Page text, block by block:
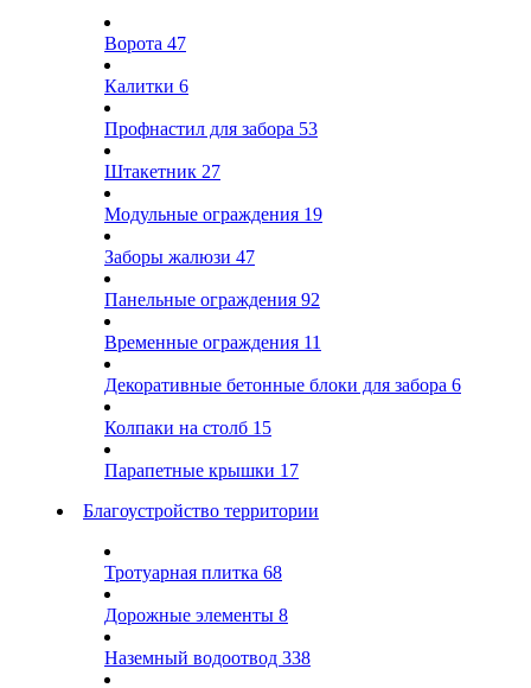
Ворота 47
Калитки 6
Профнастил для забора 53
Штакетник 27
Модульные ограждения 19
Заборы жалюзи 47
Панельные ограждения 92
Временные ограждения 11
Декоративные бетонные блоки для забора 6
Колпаки на столб 15
Парапетные крышки 17
Благоустройство территории
Тротуарная плитка 68
Дорожные элементы 8
Наземный водоотвод 338